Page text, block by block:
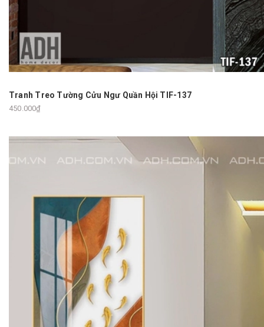
Tranh Treo Tường Cửu Ngư Quần Hội TIF-137
450.000₫